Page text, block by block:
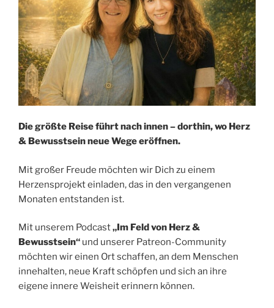
Die größte Reise führt nach innen – dorthin, wo Herz
& Bewusstsein neue Wege eröffnen.
Mit großer Freude möchten wir Dich zu einem
Herzensprojekt einladen, das in den vergangenen
Monaten entstanden ist.
Mit unserem Podcast„Im Feld von Herz &
Bewusstsein“ und unserer Patreon-Community
möchten wir einen Ort schaffen, an dem Menschen
innehalten, neue Kraft schöpfen und sich an ihre
eigene innere Weisheit erinnern können.